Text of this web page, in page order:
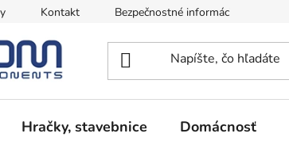
Kontakt Bezpečnostné informácie
Hračky, stavebnice Domácnosť